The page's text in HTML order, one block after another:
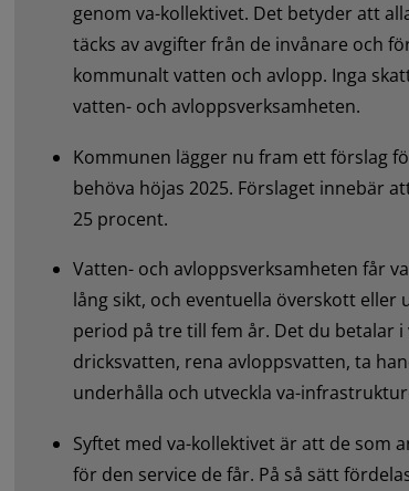
genom va-kollektivet. Det betyder att
täcks av avgifter från de invånare och
kommunalt vatten och avlopp. Inga
vatten- och avloppsverksamheten.
Kommunen lägger nu fram ett förslag
behöva höjas 2025. Förslaget innebär
25 procent.
Vatten- och avloppsverksamheten får
lång sikt, och eventuella överskott eller
period på tre till fem år. Det du betalar
dricksvatten, rena avloppsvatten, ta
underhålla och utveckla va-
Syftet med va-kollektivet är att de som
för den service de får. På så sätt